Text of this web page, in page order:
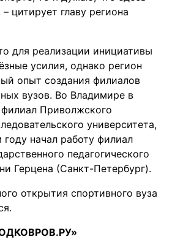
– цитирует главу региона
для реализации инициативы
усилия, однако регион
опыт создания филиалов
вузов. Во Владимире в
Приволжского
университета,
начал работу филиал
педагогического
Герцена (Санкт-Петербург).
открытия спортивного вуза